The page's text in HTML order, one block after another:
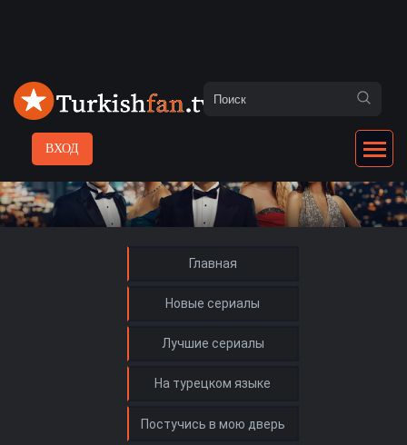
ВХОД
Главная
Новые сериалы
Лучшие сериалы
На турецком языке